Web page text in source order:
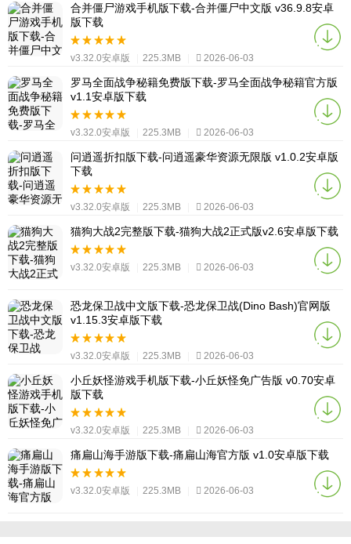
合并僵尸游戏手机版下载-合并僵尸中文版 v36.9.8安卓
版下载
v3.32.0安卓版 225.3MB 2026-06-03
罗马全面战争秘籍免费版下载-罗马全面战争秘籍官方版
v1.1安卓版下载
v3.32.0安卓版 225.3MB 2026-06-03
问逍遥折扣版下载-问逍遥豪华资源无限版 v1.0.2安卓版
下载
v3.32.0安卓版 225.3MB 2026-06-03
猫狗大战2完整版下载-猫狗大战2正式版v2.6安卓版下载
v3.32.0安卓版 225.3MB 2026-06-03
恐龙保卫战中文版下载-恐龙保卫战(Dino Bash)官网版
v1.15.3安卓版下载
v3.32.0安卓版 225.3MB 2026-06-03
小丘妖怪游戏手机版下载-小丘妖怪免广告版 v0.70安卓
版下载
v3.32.0安卓版 225.3MB 2026-06-03
痛扁山海手游版下载-痛扁山海官方版 v1.0安卓版下载
v3.32.0安卓版 225.3MB 2026-06-03